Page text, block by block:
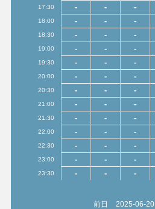
17:30 - - -
18:00 - - -
18:30 - - -
19:00 - - -
19:30 - - -
20:00 - - -
20:30 - - -
21:00 - - -
21:30 - - -
22:00 - - -
22:30 - - -
23:00 - - -
23:30 - - -
前日 2025-06-20